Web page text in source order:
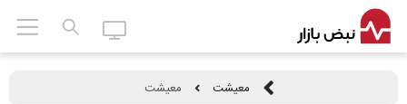
معیشت معیشت